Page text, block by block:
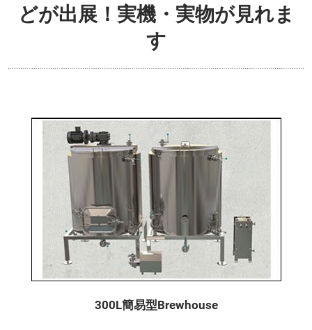
どが出展！実機・実物が見れま
す
300L簡易型Brewhouse